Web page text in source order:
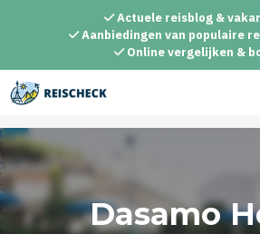
inhoud
Actuele reisblog &
Aanbiedingen van populaire
Online vergelijken &
Dasamo